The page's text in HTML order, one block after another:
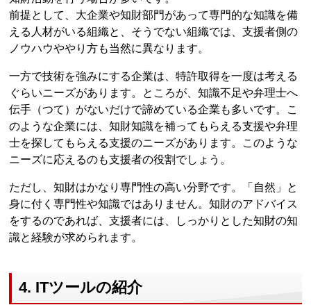
前提として、大企業や知財部門があって専門的な知識を備
える人材がいる組織と、そうでない組織では、支援者側の
ノウハウややり方も当然に異なります。
一方で技術を強みにする企業は、特許取得を一度は考える
ぐらいニーズがあります。ところが、知識不足や弁理士へ
伝手（つて）がないだけで諦めている企業も多いです。こ
のような企業には、知財知識を補ってもらえる支援や弁理
士を探してもらえる支援のニーズがあります。このような
ニーズに応えるのも支援者の役割でしょう。
ただし、知財はかなり専門性の高い分野です。「自然」と
身に付く専門性や知識ではありません。知財のアドバイス
をするのであれば、支援者には、しっかりとした知財の知
識と経験が求められます。
4. ITツールの紹介